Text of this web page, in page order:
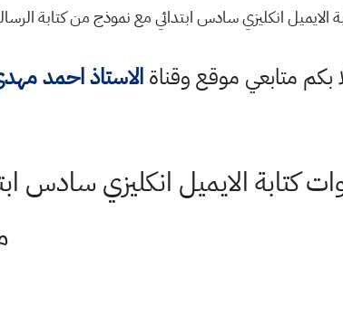
الايميل انكليزي سادس ابتدائي مع نموذج من كتابة
بكم متابعي موقع وقناةالاستاذ احمد
كتابة الايميل انكليزي سادس